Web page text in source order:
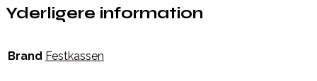
Yderligere information
Brand Festkassen